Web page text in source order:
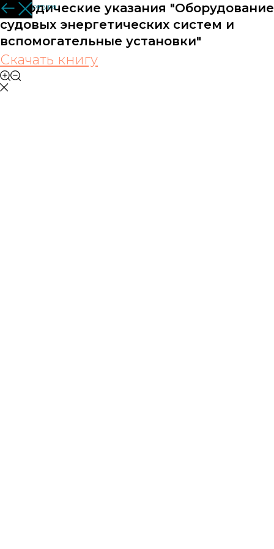
Вся литература
Методические указания "Оборудование
судовых энергетических систем и
вспомогательные установки"
Скачать книгу